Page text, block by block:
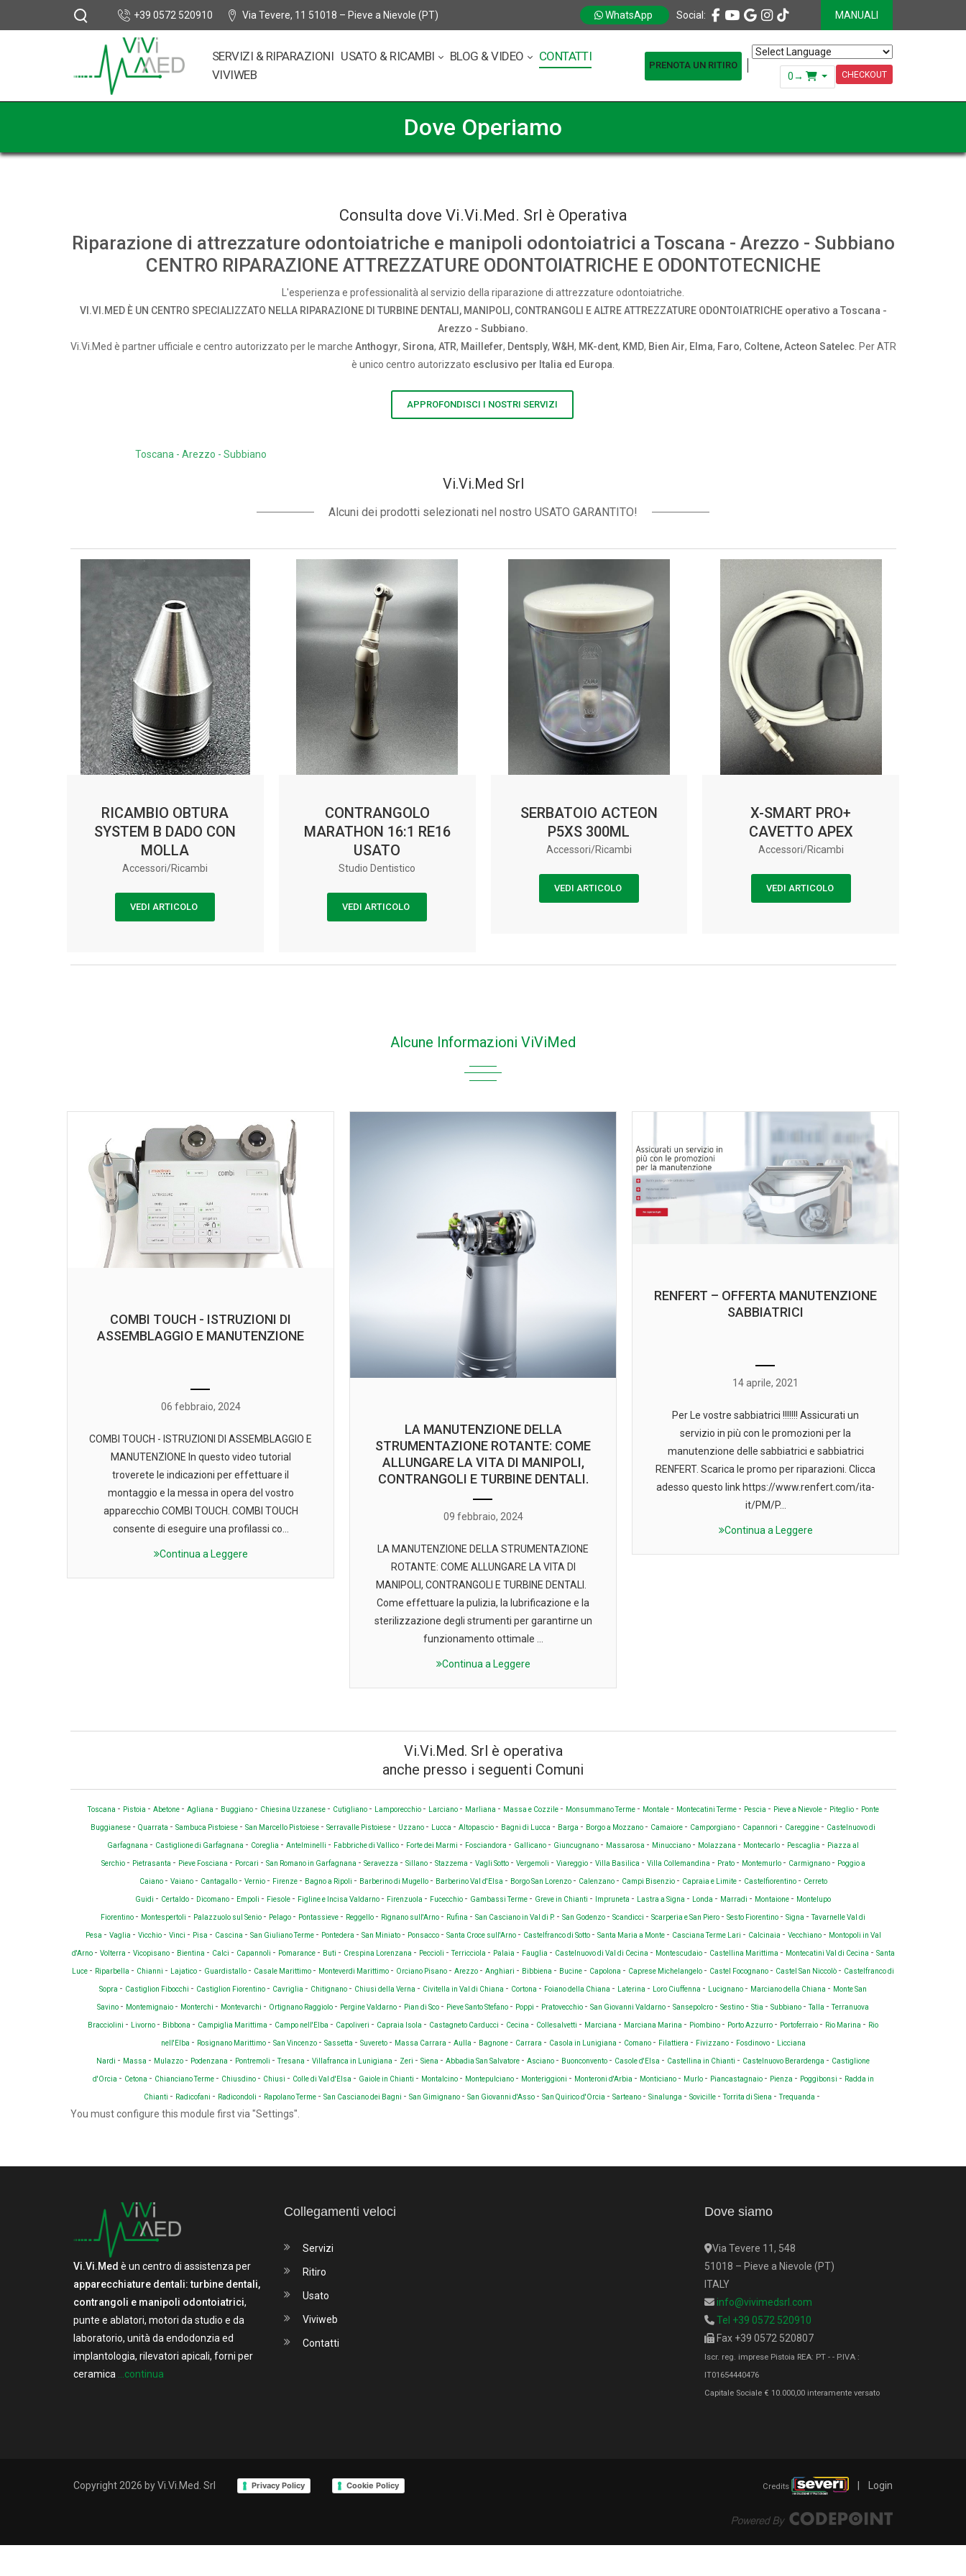
+39 0572 520910 Via Tevere, 11 51018 – Pieve a Nievole (PT) WhatsApp Social: MANUALI
SERVIZI & RIPARAZIONI USATO & RICAMBI BLOG & VIDEO
CONTATTI
VIVIWEB
PRENOTA UN RITIRO Powered by Translate
0→ CHECKOUT
Dove Operiamo
Consulta dove Vi.Vi.Med. Srl è Operativa
Riparazione di attrezzature odontoiatriche e manipoli odontoiatrici a Toscana - Arezzo - Subbiano
CENTRO RIPARAZIONE ATTREZZATURE ODONTOIATRICHE E ODONTOTECNICHE
L'esperienza e professionalità al servizio della riparazione di attrezzature odontoiatriche.
VI.VI.MED È UN CENTRO SPECIALIZZATO NELLA RIPARAZIONE DI TURBINE DENTALI, MANIPOLI, CONTRANGOLI E ALTRE ATTREZZATURE ODONTOIATRICHE operativo a Toscana -
Arezzo - Subbiano.
Vi.Vi.Med è partner ufficiale e centro autorizzato per le marche Anthogyr, Sirona, ATR, Maillefer, Dentsply, W&H, MK-dent, KMD, Bien Air, Elma, Faro, Coltene, Acteon Satelec. Per ATR
è unico centro autorizzato esclusivo per Italia ed Europa
APPROFONDISCI I NOSTRI SERVIZI
Toscana - Arezzo - Subbiano
Vi.Vi.Med Srl
Alcuni dei prodotti selezionati nel nostro USATO GARANTITO!
RICAMBIO OBTURA
SYSTEM B DADO CON
MOLLA
Accessori/Ricambi
VEDI ARTICOLO
CONTRANGOLO
MARATHON 16:1 RE16
USATO
Studio Dentistico
VEDI ARTICOLO
SERBATOIO ACTEON
P5XS 300ML
Accessori/Ricambi
VEDI ARTICOLO
X-SMART PRO+
CAVETTO APEX
Accessori/Ricambi
VEDI ARTICOLO
Alcune Informazioni ViViMed
COMBI TOUCH - ISTRUZIONI DI
ASSEMBLAGGIO E MANUTENZIONE
06 febbraio, 2024
COMBI TOUCH - ISTRUZIONI DI ASSEMBLAGGIO E
MANUTENZIONE In questo video tutorial
troverete le indicazioni per effettuare il
montaggio e la messa in opera del vostro
apparecchio COMBI TOUCH. COMBI TOUCH
consente di eseguire una profilassi co...
Continua a Leggere
LA MANUTENZIONE DELLA
STRUMENTAZIONE ROTANTE: COME
ALLUNGARE LA VITA DI MANIPOLI,
CONTRANGOLI E TURBINE DENTALI.
09 febbraio, 2024
LA MANUTENZIONE DELLA STRUMENTAZIONE
ROTANTE: COME ALLUNGARE LA VITA DI
MANIPOLI, CONTRANGOLI E TURBINE DENTALI.
Come effettuare la pulizia, la lubrificazione e la
sterilizzazione degli strumenti per garantirne un
funzionamento ottimale ...
Continua a Leggere
RENFERT – OFFERTA MANUTENZIONE
SABBIATRICI
14 aprile, 2021
Per Le vostre sabbiatrici !!!!!!! Assicurati un
servizio in più con le promozioni per la
manutenzione delle sabbiatrici e sabbiatrici
RENFERT. Scarica le promo per riparazioni. Clicca
adesso questo link https://www.renfert.com/ita-
it/PM/P...
Continua a Leggere
Vi.Vi.Med. Srl è operativa
anche presso i seguenti Comuni
Toscana - Pistoia - Abetone - Agliana - Buggiano - Chiesina Uzzanese - Cutigliano - Lamporecchio - Larciano - Marliana - Massa e Cozzile - Monsummano Terme - Montale - Montecatini Terme - Pescia - Pieve a Nievole - Piteglio - Ponte
Buggianese - Quarrata - Sambuca Pistoiese - San Marcello Pistoiese - Serravalle Pistoiese - Uzzano - Lucca - Altopascio - Bagni di Lucca - Barga - Borgo a Mozzano - Camaiore - Camporgiano - Capannori - Careggine - Castelnuovo di
Garfagnana - Castiglione di Garfagnana - Coreglia - Antelminelli - Fabbriche di Vallico - Forte dei Marmi - Fosciandora - Gallicano - Giuncugnano - Massarosa - Minucciano - Molazzana - Montecarlo - Pescaglia - Piazza al
Serchio - Pietrasanta - Pieve Fosciana - Porcari - San Romano in Garfagnana - Seravezza - Sillano - Stazzema - Vagli Sotto - Vergemoli - Viareggio - Villa Basilica - Villa Collemandina - Prato - Montemurlo - Carmignano - Poggio a
Caiano - Vaiano - Cantagallo - Vernio - Firenze - Bagno a Ripoli - Barberino di Mugello - Barberino Val d'Elsa - Borgo San Lorenzo - Calenzano - Campi Bisenzio - Capraia e Limite - Castelfiorentino - Cerreto
Guidi - Certaldo - Dicomano - Empoli - Fiesole - Figline e Incisa Valdarno - Firenzuola - Fucecchio - Gambassi Terme - Greve in Chianti - Impruneta - Lastra a Signa - Londa - Marradi - Montaione - Montelupo
Fiorentino - Montespertoli - Palazzuolo sul Senio - Pelago - Pontassieve - Reggello - Rignano sull'Arno - Rufina - San Casciano in Val di P. - San Godenzo - Scandicci - Scarperia e San Piero - Sesto Fiorentino - Signa -Tavarnelle Val di
Pesa - Vaglia - Vicchio - Vinci - Pisa - Cascina - San Giuliano Terme - Pontedera - San Miniato - Ponsacco - Santa Croce sull'Arno - Castelfranco di Sotto - Santa Maria a Monte - Casciana Terme Lari - Calcinaia - Vecchiano - Montopoli in Val
d'Arno - Volterra - Vicopisano - Bientina - Calci - Capannoli - Pomarance - Buti - Crespina Lorenzana - Peccioli -Terricciola - Palaia - Fauglia - Castelnuovo di Val di Cecina - Montescudaio - Castellina Marittima - Montecatini Val di Cecina - Santa
Luce - Riparbella - Chianni - Lajatico - Guardistallo - Casale Marittimo - Monteverdi Marittimo - Orciano Pisano - Arezzo - Anghiari - Bibbiena - Bucine - Capolona - Caprese Michelangelo - Castel Focognano - Castel San Niccolò - Castelfranco di
Sopra - Castiglion Fibocchi - Castiglion Fiorentino - Cavriglia - Chitignano - Chiusi della Verna - Civitella in Val di Chiana - Cortona - Foiano della Chiana - Laterina - Loro Ciuffenna - Lucignano - Marciano della Chiana - Monte San
Savino - Montemignaio - Monterchi - Montevarchi - Ortignano Raggiolo - Pergine Valdarno - Pian di Sco - Pieve Santo Stefano - Poppi - Pratovecchio - San Giovanni Valdarno - Sansepolcro - Sestino - Stia - Subbiano -Talla -Terranuova
Bracciolini - Livorno - Bibbona - Campiglia Marittima - Campo nell'Elba - Capoliveri - Capraia Isola - Castagneto Carducci - Cecina - Collesalvetti - Marciana - Marciana Marina - Piombino - Porto Azzurro - Portoferraio - Rio Marina - Rio
nell'Elba - Rosignano Marittimo - San Vincenzo - Sassetta - Suvereto - Massa Carrara - Aulla - Bagnone - Carrara - Casola in Lunigiana - Comano - Filattiera - Fivizzano - Fosdinovo - Licciana
Nardi - Massa - Mulazzo - Podenzana - Pontremoli -Tresana - Villafranca in Lunigiana - Zeri - Siena - Abbadia San Salvatore - Asciano - Buonconvento - Casole d'Elsa - Castellina in Chianti - Castelnuovo Berardenga - Castiglione
d'Orcia - Cetona - Chianciano Terme - Chiusdino - Chiusi - Colle di Val d'Elsa - Gaiole in Chianti - Montalcino - Montepulciano - Monteriggioni - Monteroni d'Arbia - Monticiano - Murlo - Piancastagnaio - Pienza - Poggibonsi - Radda in
Chianti - Radicofani - Radicondoli - Rapolano Terme - San Casciano dei Bagni - San Gimignano - San Giovanni d'Asso - San Quirico d'Orcia - Sarteano - Sinalunga - Sovicille -Torrita di Siena -Trequanda -
You must configure this module first via "Settings".
Vi.Vi.Med è un centro di assistenza per
apparecchiature dentali: turbine dentali,
contrangoli e manipoli odontoiatrici,
punte e ablatori, motori da studio e da
laboratorio, unità da endodonzia ed
implantologia, rilevatori apicali, forni per
ceramica
...continua
Collegamenti veloci
Servizi
Ritiro
Usato
Viviweb
Contatti
Dove siamo
Via Tevere 11, 548
51018 – Pieve a Nievole (PT)
ITALY
info@vivimedsrl.com
Tel +39 0572 520910
Fax +39 0572 520807
Iscr. reg. imprese Pistoia REA: PT - - P.IVA :
IT01654440476
Capitale Sociale € 10.000,00 interamente versato
Copyright 2026 by Vi.Vi.Med. Srl Privacy Policy Cookie Policy Credits | Login